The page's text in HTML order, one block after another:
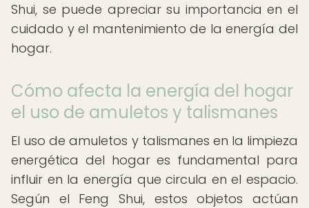
Shui, se puede apreciar su importancia en el
cuidado y el mantenimiento de la energía del
hogar.
Cómo afecta la energía del hogar
el uso de amuletos y talismanes
El uso de amuletos y talismanes en la limpieza
energética del hogar es fundamental para
influir en la energía que circula en el espacio.
Según el Feng Shui, estos objetos actúan